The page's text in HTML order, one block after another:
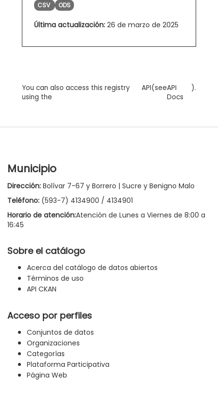
CSV ODS
Última actualización: 26 de marzo de 2025
You can also access this registry
using the
API(seeAPI
Docs
).
Municipio
Dirección: Bolívar 7-67 y Borrero | Sucre y Benigno Malo
Teléfono: (593-7) 4134900 / 4134901
Horario de atención:Atención de Lunes a Viernes de 8:00 a
16:45
Sobre el catálogo
Acerca del catálogo de datos abiertos
Términos de uso
API CKAN
Acceso por perfiles
Conjuntos de datos
Organizaciones
Categorías
Plataforma Participativa
Página Web